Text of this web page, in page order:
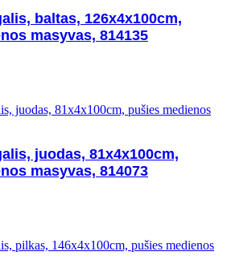
baltas, 126x4x100cm,
masyvas, 814135
juodas, 81x4x100cm,
masyvas, 814073